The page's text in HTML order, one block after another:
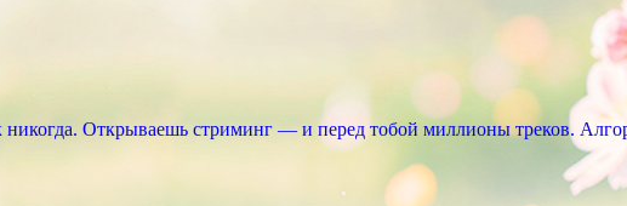
Открываешь стриминг — и перед тобой миллионы треков.